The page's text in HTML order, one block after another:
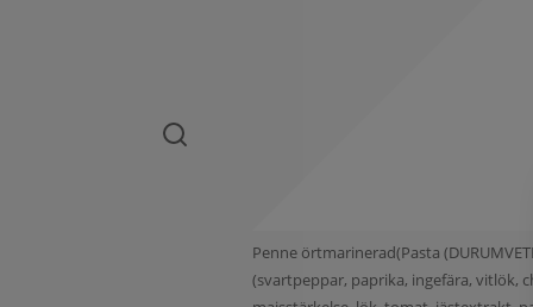
Penne örtmarinerad(Pasta
(svartpeppar, paprika, ingefära, vitlök,